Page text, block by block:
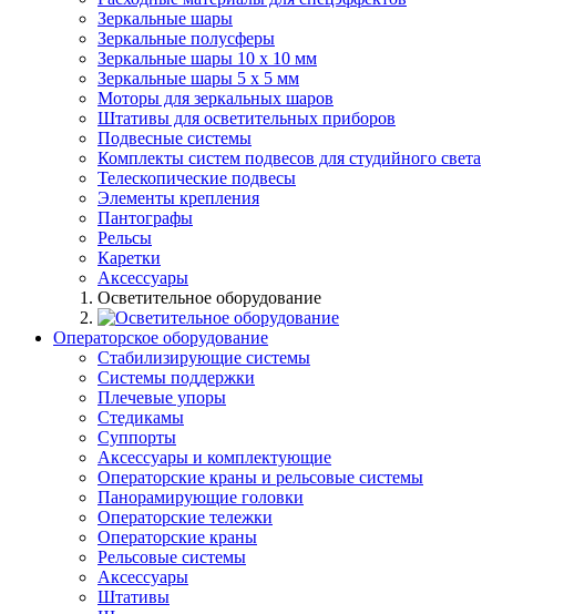
Зеркальные шары
Зеркальные полусферы
Зеркальные шары 10 х 10 мм
Зеркальные шары 5 х 5 мм
Моторы для зеркальных шаров
Штативы для осветительных приборов
Подвесные системы
Комплекты систем подвесов для студийного света
Телескопические подвесы
Элементы крепления
Пантографы
Рельсы
Каретки
Аксессуары
Осветительное оборудование
Операторское оборудование
Стабилизирующие системы
Системы поддержки
Плечевые упоры
Стедикамы
Суппорты
Аксессуары и комплектующие
Операторские краны и рельсовые системы
Панорамирующие головки
Операторские тележки
Операторские краны
Рельсовые системы
Аксессуары
Штативы